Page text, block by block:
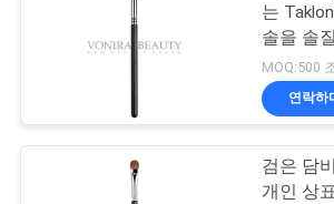
관
자연적인 머리
크업 솔
는
솔을 솔
MOQ:500
연락하
검은 담
개인 상